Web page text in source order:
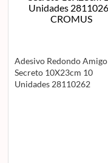
Adesivo Redondo Amigo
Secreto 10X23cm 10
Unidades 28110262